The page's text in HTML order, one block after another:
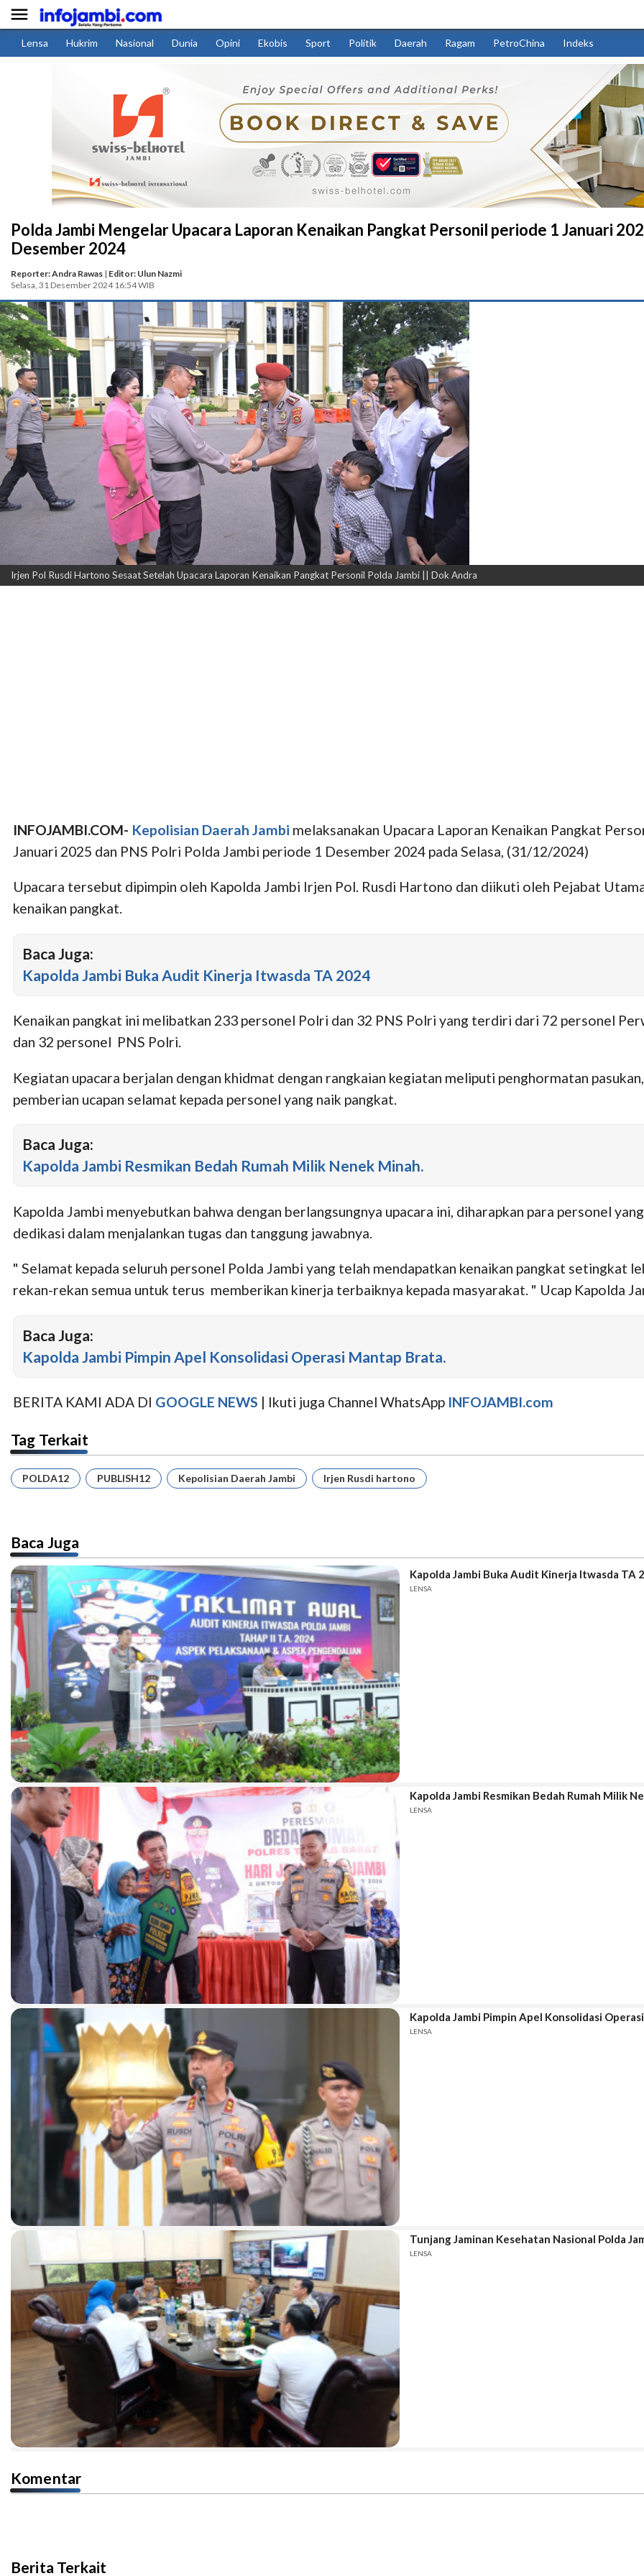

Lensa Hukrim Nasional Dunia Opini Ekobis Sport Politik Daerah Ragam PetroChina Indeks
Polda Jambi Mengelar Upacara Laporan Kenaikan Pangkat Personil periode 1 Januari
Desember 2024
Reporter: Andra Rawas | Editor: Ulun Nazmi
Selasa, 31 Desember 2024 16:54 WIB
Irjen Pol Rusdi Hartono Sesaat Setelah Upacara Laporan Kenaikan Pangkat Personil Polda Jambi || Dok Andra
INFOJAMBI.COM- Kepolisian Daerah Jambi melaksanakan Upacara Laporan Kenaikan Pangkat
Januari 2025 dan PNS Polri Polda Jambi periode 1 Desember 2024 pada Selasa, (31/12/2024)
Upacara tersebut dipimpin oleh Kapolda Jambi Irjen Pol. Rusdi Hartono dan diikuti oleh Pejabat
kenaikan pangkat.
Baca Juga:
Kapolda Jambi Buka Audit Kinerja Itwasda TA 2024
Kenaikan pangkat ini melibatkan 233 personel Polri dan 32 PNS Polri yang terdiri dari 72 personel
dan 32 personel PNS Polri.
Kegiatan upacara berjalan dengan khidmat dengan rangkaian kegiatan meliputi penghormatan
pemberian ucapan selamat kepada personel yang naik pangkat.
Baca Juga:
Kapolda Jambi Resmikan Bedah Rumah Milik Nenek Minah.
Kapolda Jambi menyebutkan bahwa dengan berlangsungnya upacara ini, diharapkan para personel
dedikasi dalam menjalankan tugas dan tanggung jawabnya.
" Selamat kepada seluruh personel Polda Jambi yang telah mendapatkan kenaikan pangkat setingkat
rekan-rekan semua untuk terus memberikan kinerja terbaiknya kepada masyarakat. " Ucap Kapolda
Baca Juga:
Kapolda Jambi Pimpin Apel Konsolidasi Operasi Mantap Brata.
BERITA KAMI ADA DI GOOGLE NEWS | Ikuti juga Channel WhatsApp INFOJAMBI.com
Tag Terkait
POLDA12 PUBLISH12 Kepolisian Daerah Jambi Irjen Rusdi hartono
Baca Juga
Kapolda Jambi Buka Audit Kinerja Itwasda TA
LENSA
Kapolda Jambi Resmikan Bedah Rumah Milik
LENSA
Kapolda Jambi Pimpin Apel Konsolidasi
LENSA
Tunjang Jaminan Kesehatan Nasional Polda
LENSA
Komentar
Berita Terkait